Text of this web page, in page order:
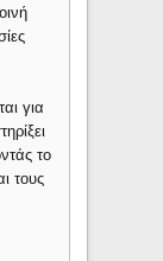
για
το
τους